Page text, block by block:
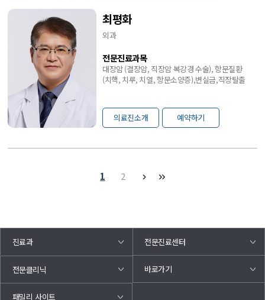
최평화
외과
전문진료과목
대장암 (결장암, 직장암 복강경 수술), 항문질환
(치핵, 치루, 치열, 항문소양증),변실금,직장탈출
의료진소개 예약하기
1 2
진료과 전문진료센터
전문클리닉 바로가기
패밀리 사이트